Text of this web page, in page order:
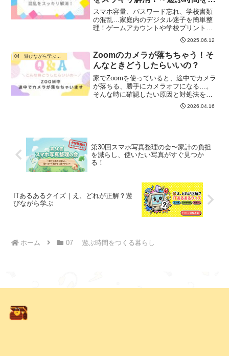
やすレベルアップ通信No.106
スマホ容量、パスワード忘れ、学校書類
の混乱…家庭内のデジタル迷子を簡単整
理！ゲームアカウントや学校プリントの
管理方法、アプリ整理など、初心者でも
すぐできる具体的な方法を紹介します。
2025.06.12
04 遊びながら学ぶ・ デジタル活用
Zoomのカメラが落ちちゃう！そ
んなときどうしたらいいの？
家でZoomを使っていると、途中でカメラ
が落ちる、勝手にカメラオフになる…。
そんな時に確認したい原因と対処法を、
初心者向けにやさしく解説します。Zoom
設定、他アプリ競合、OS権限、外付けカ
2026.04.16
第30回スマホ写真整理の会〜家計の負担
を減らし、使いたい写真がすぐ見つか
る！
ITあるあるクイズ｜え、どれが正解？遊
びながら学ぶ
ホーム 07 遊ぶ時間をつくる暮らし